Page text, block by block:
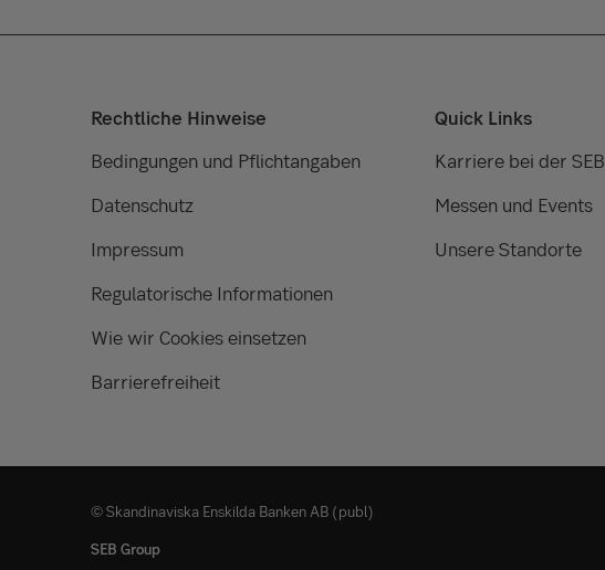
Rechtliche Hinweise
Bedingungen und Pflichtangaben
Datenschutz
Impressum
Regulatorische Informationen
Wie wir Cookies einsetzen
Barrierefreiheit
Quick Links
Karriere bei der SEB
Messen und Events
Unsere Standorte
© Skandinaviska Enskilda Banken AB (publ)
SEB Group